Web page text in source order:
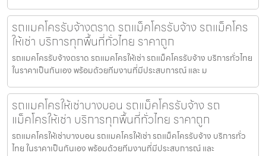
รถแมคโครรับจ้างตราด รถแม็คโครรับจ้าง รถแม็คโคร
ให้เช่า บริการทุกพื้นที่ทั่วไทย ราคาถูก
รถแมคโครรับจ้างตราด รถแมคโครให้เช่า รถแม็คโครรับจ้าง บริการทั่วไทย
ในราคาเป็นกันเอง พร้อมด้วยทีมงานที่มีประสบการณ์ และ ม
รถแมคโครให้เช่าบางบอน รถแม็คโครรับจ้าง รถ
แม็คโครให้เช่า บริการทุกพื้นที่ทั่วไทย ราคาถูก
รถแมคโครให้เช่าบางบอน รถแมคโครให้เช่า รถแม็คโครรับจ้าง บริการทั่ว
ไทย ในราคาเป็นกันเอง พร้อมด้วยทีมงานที่มีประสบการณ์ และ